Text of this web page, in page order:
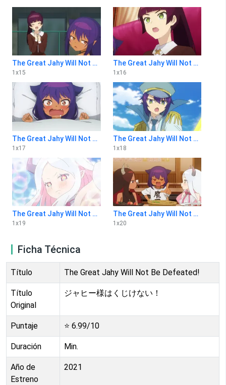
The Great Jahy Will Not Be Defeated! 1x15
1 x15
The Great Jahy Will Not Be Defeated! 1x16
1 x16
The Great Jahy Will Not Be Defeated! 1x17
1 x17
The Great Jahy Will Not Be Defeated! 1x18
1 x18
The Great Jahy Will Not Be Defeated! 1x19
1 x19
The Great Jahy Will Not Be Defeated! 1x20
1 x20
Ficha Técnica
Título The Great Jahy Will Not Be Defeated!
Título
Original
ジャヒー様はくじけない！
Puntaje ⭐ 6.99/10
Duración Min.
Año de
Estreno
2021